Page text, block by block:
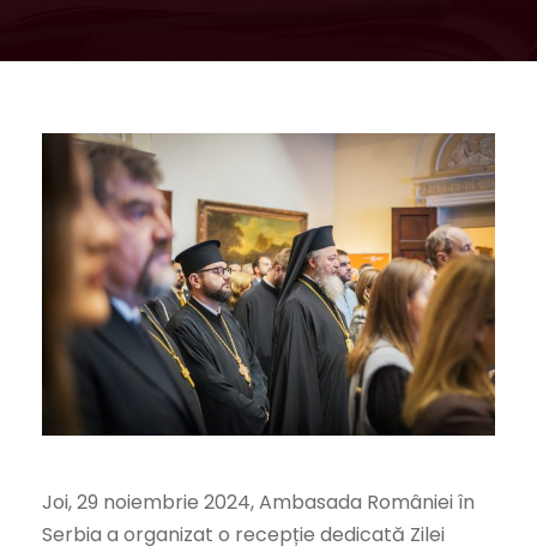
Joi, 29 noiembrie 2024, Ambasada României în
Serbia a organizat o recepție dedicată Zilei